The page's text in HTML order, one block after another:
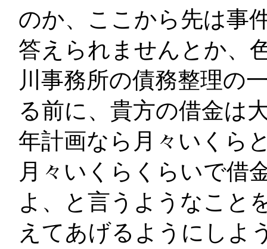
のか、ここから先は事
答えられませんとか、
川事務所の債務整理の
る前に、貴方の借金は
年計画なら月々いくら
月々いくらくらいで借
よ、と言うようなこと
えてあげるようにしよ